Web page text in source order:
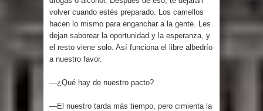
volver cuando estés preparado. Los camellos
hacen lo mismo para enganchar a la gente. Les
dejan saborear la oportunidad y la esperanza, y
el resto viene solo. Así funciona el libre albedrío
a nuestro favor.
—¿Qué hay de nuestro pacto?
—El nuestro tarda más tiempo, pero cimienta la